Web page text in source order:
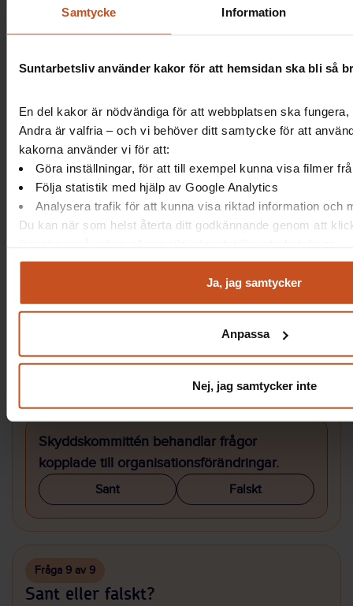
Samtycke Information
Suntarbetsliv använder kakor för att hemsidan ska bli så
En del kakor är nödvändiga för att webbplatsen ska
Andra är valfria – och vi behöver ditt samtycke för att
kakorna använder vi för att:
Göra inställningar, för att till exempel kunna visa filmer
Följa statistik med hjälp av Google Analytics
Analysera trafik för att kunna visa riktad information och
Du kan när som helst återta ditt godkännande genom att
Ja, jag samtycker
Anpassa
Nej, jag samtycker inte
Skyddskommittén involveras i arbetet med
arbetsmiljöpolicyn eller mål för arbetsmiljön.
Fråga 7 av 9
Sant eller falskt?
Skyddskommittén ansvarar för att
Sant eller falskt?
Skyddskommittén behandlar frågor
kopplade till organisationsförändringar.
Sant Falskt
Fråga 9 av 9
Sant eller falskt?